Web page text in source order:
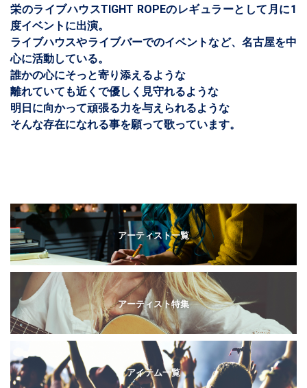
栄のライブハウスTIGHT ROPEのレギュラーとして月に1
度イベントに出演。
ライブハウスやライブバーでのイベントなど、名古屋を中
心に活動している。
誰かの心にそっと寄り添えるような
離れていても近くで優しく見守れるような
明日に向かって頑張る力を与えられるような
そんな存在になれる事を願って歌っています。
アーティスト一覧
アーティスト特集
アイテム一覧